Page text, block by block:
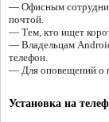
— Офисным
почтой.
— Тем, кто ищет
— Владельцам
телефон.
— Для оповещений о
Установка на